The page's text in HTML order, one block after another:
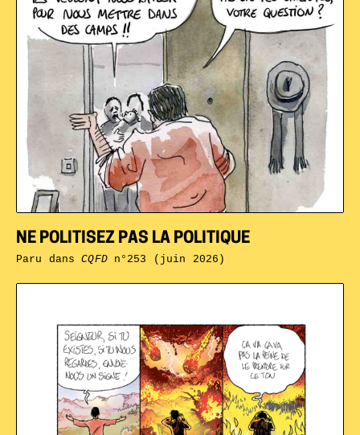
NE POLITISEZ PAS LA POLITIQUE
Paru dansCQFDn°253 (juin 2026)